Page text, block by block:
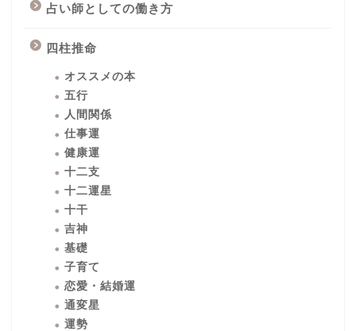
占い師としての働き方
四柱推命
オススメの本
五行
人間関係
仕事運
健康運
十二支
十二運星
十干
吉神
基礎
子育て
恋愛・結婚運
通変星
運勢